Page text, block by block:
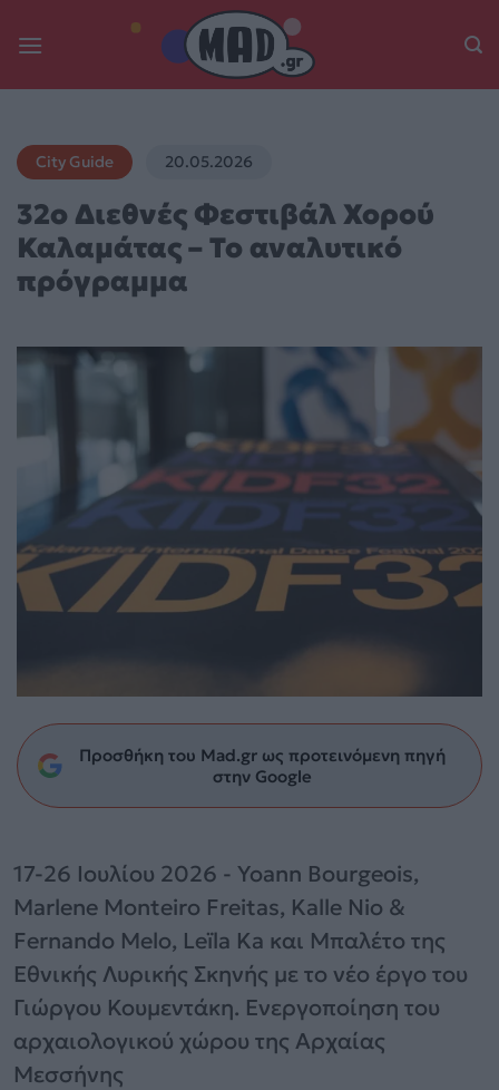
City Guide 20.05.2026
32ο Διεθνές Φεστιβάλ Χορού
Καλαμάτας – Το αναλυτικό
πρόγραμμα
Προσθήκη του Mad.gr ως προτεινόμενη πηγή
στην Google
17-26 Ιουλίου 2026 - Yoann Bourgeois,
Marlene Monteiro Freitas, Kalle Nio &
Fernando Melo, Leïla Ka και Μπαλέτο της
Εθνικής Λυρικής Σκηνής με το νέο έργο του
Γιώργου Κουμεντάκη. Ενεργοποίηση του
αρχαιολογικού χώρου της Αρχαίας
Μεσσήνης